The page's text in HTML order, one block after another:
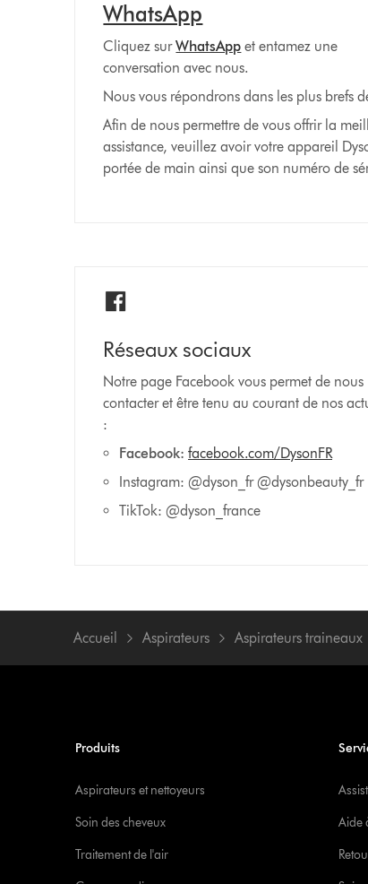
WhatsApp
Cliquez surWhatsApp et entamez une
conversation avec nous.
Nous vous répondrons dans les plus brefs
Afin de nous permettre de vous offrir la
assistance, veuillez avoir votre appareil
portée de main ainsi que son numéro de
Réseaux sociaux
Notre page Facebook vous permet de nous
contacter et être tenu au courant de nos
:
Facebook: facebook.com/DysonFR
Instagram: @dyson_fr @dysonbeauty_fr
TikTok: @dyson_france
Accueil Aspirateurs Aspirateurs traineaux
Produits
Aspirateurs et nettoyeurs
Soin des cheveux
Traitement de l'air
Aide